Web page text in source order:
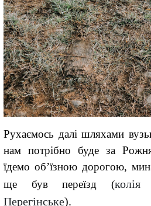
Рухаємось далі шляхами
нам потрібно буде за
їдемо об’їзною дорогою,
ще був переїзд (
Перегінське).